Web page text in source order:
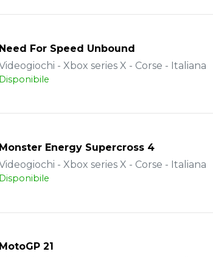
Need For Speed Unbound
- Xbox series X - Corse - Italiana
Disponibile
Monster Energy Supercross 4
- Xbox series X - Corse - Italiana
Disponibile
MotoGP 21